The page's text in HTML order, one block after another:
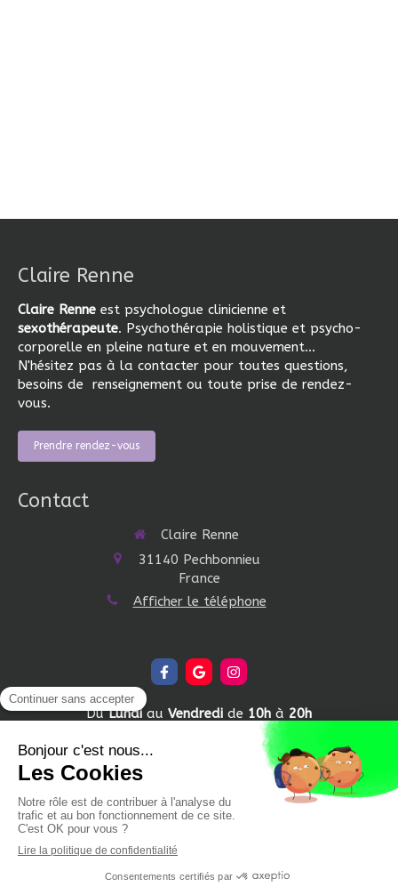
Claire Renne
Claire Renne est psychologue clinicienne et
sexothérapeute. Psychothérapie holistique et psycho-
corporelle en pleine nature et en mouvement...
N'hésitez pas à la contacter pour toutes questions,
besoins de renseignement ou toute prise de rendez-
vous.
Prendre rendez-vous
Contact
Claire Renne
31140 Pechbonnieu
France
Afficher le téléphone
DuLundiau Vendredi de 10h à 20h
©2021 Claire Renne - psychologue holistique. Séances
Mentions légales